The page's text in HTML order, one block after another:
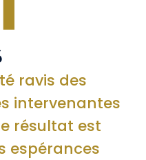
ravis des
intervenantes
résultat est
espérances